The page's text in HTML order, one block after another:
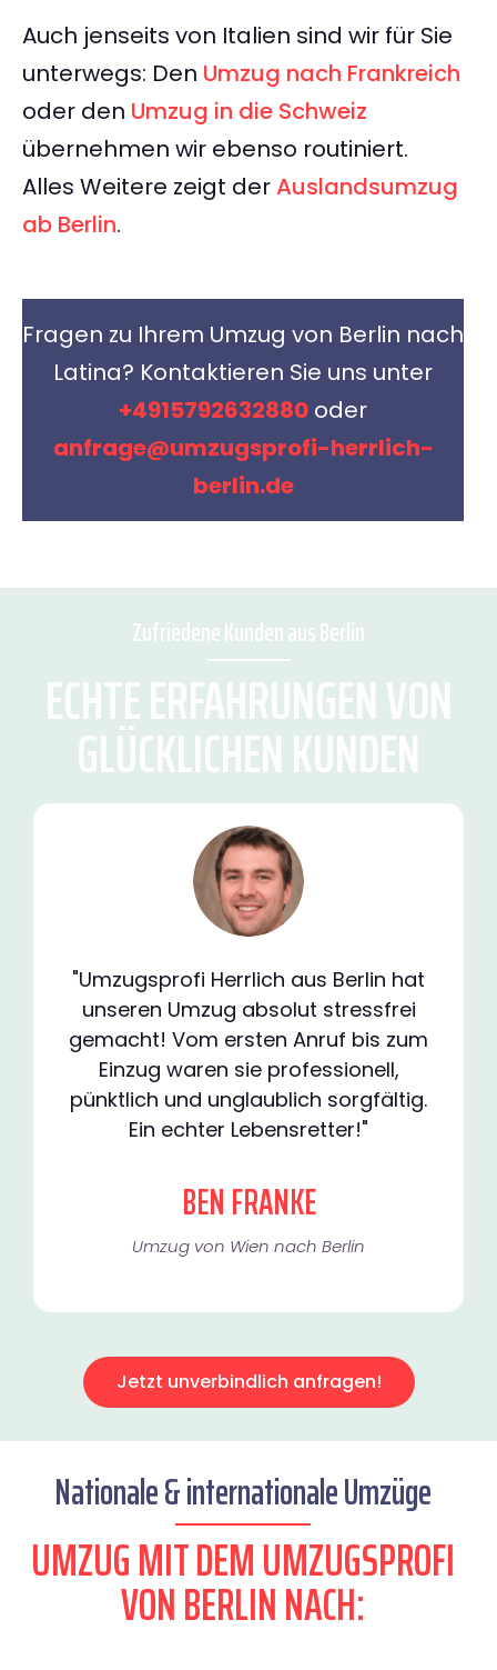
Auch jenseits von Italien sind wir für Sie
unterwegs: Den Umzug nach Frankreich
oder den Umzug in die Schweiz
übernehmen wir ebenso routiniert.
Alles Weitere zeigt derAuslandsumzug
ab Berlin.
Fragen zu Ihrem Umzug von Berlin nach
Latina? Kontaktieren Sie uns unter
+4915792632880 oder
anfrage@umzugsprofi-herrlich-
berlin.de
Zufriedene Kunden aus Berlin
ECHTE ERFAHRUNGEN VON
GLÜCKLICHEN KUNDEN
"Umzugsprofi Herrlich aus Berlin hat
unseren Umzug absolut stressfrei
gemacht! Vom ersten Anruf bis zum
Einzug waren sie professionell,
pünktlich und unglaublich sorgfältig.
Ein echter Lebensretter!"
BEN FRANKE
Umzug von Wien nach Berlin
Jetzt unverbindlich anfragen!
Nationale & internationale Umzüge
UMZUG MIT DEM UMZUGSPROFI
VON BERLIN NACH: